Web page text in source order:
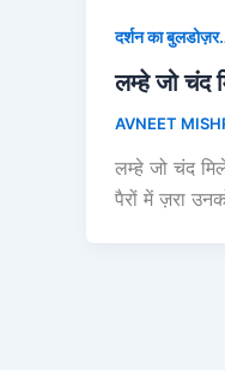
दर्शन का
लम्हे जो चंद
AVNEET
लम्हे जो चंद
पैरों में ज़रा